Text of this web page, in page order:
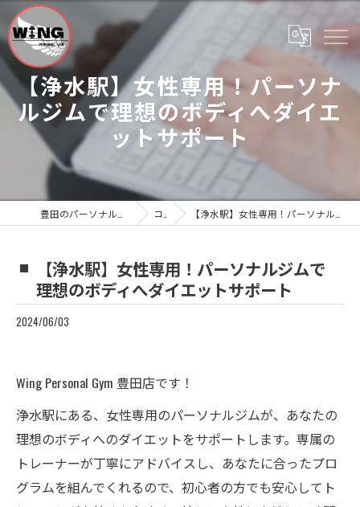
【浄水駅】女性専用！パーソナ
ルジムで理想のボディへダイエ
ットサポート
コラム 【浄水駅】女性専用！パーソナルジムで理想のボディへダイエットサポート
【浄水駅】女性専用！パーソナルジムで
理想のボディへダイエットサポート
2024/06/03
Wing Personal Gym 豊田店です！
浄水駅にある、女性専用のパーソナルジムが、あなたの
理想のボディへのダイエットをサポートします。専属の
トレーナーが丁寧にアドバイスし、あなたに合ったプロ
グラムを組んでくれるので、初心者の方でも安心してト